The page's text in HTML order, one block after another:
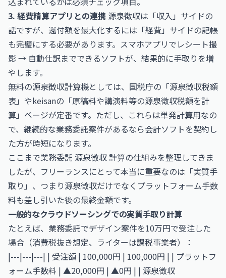
3. 経費精算アプリとの連携 源泉徴収は「収入」サイドの
話ですが、還付額を最大化するには「経費」サイドの記帳
も完璧にする必要があります。スマホアプリでレシート撮
影 → 自動仕訳までできるソフトが、結果的に手取りを増
やします。
無料の源泉徴収計算機としては、国税庁の「源泉徴収税額
表」やkeisanの「原稿料や講演料等の源泉徴収税額を計
算」ページが定番です。ただし、これらは単発計算用なの
で、継続的な業務委託案件があるなら会計ソフトを契約し
た方が時短になります。
ここまで業務委託 源泉徴収 計算の仕組みを整理してきま
したが、フリーランスにとって本当に重要なのは「実質手
取り」、つまり源泉徴収だけでなくプラットフォーム手数
料も差し引いた後の最終金額です。
一般的なクラウドソーシングでの実質手取り計算
たとえば、業務委託でデザイン案件を10万円で受注した
場合（消費税抜き想定、ライターは課税事業者）：
|---|---|---| | 受注額 | 100,000円 | 100,000円 | | プラットフ
ォーム手数料 | ▲20,000円 | ▲0円 | | 源泉徴収